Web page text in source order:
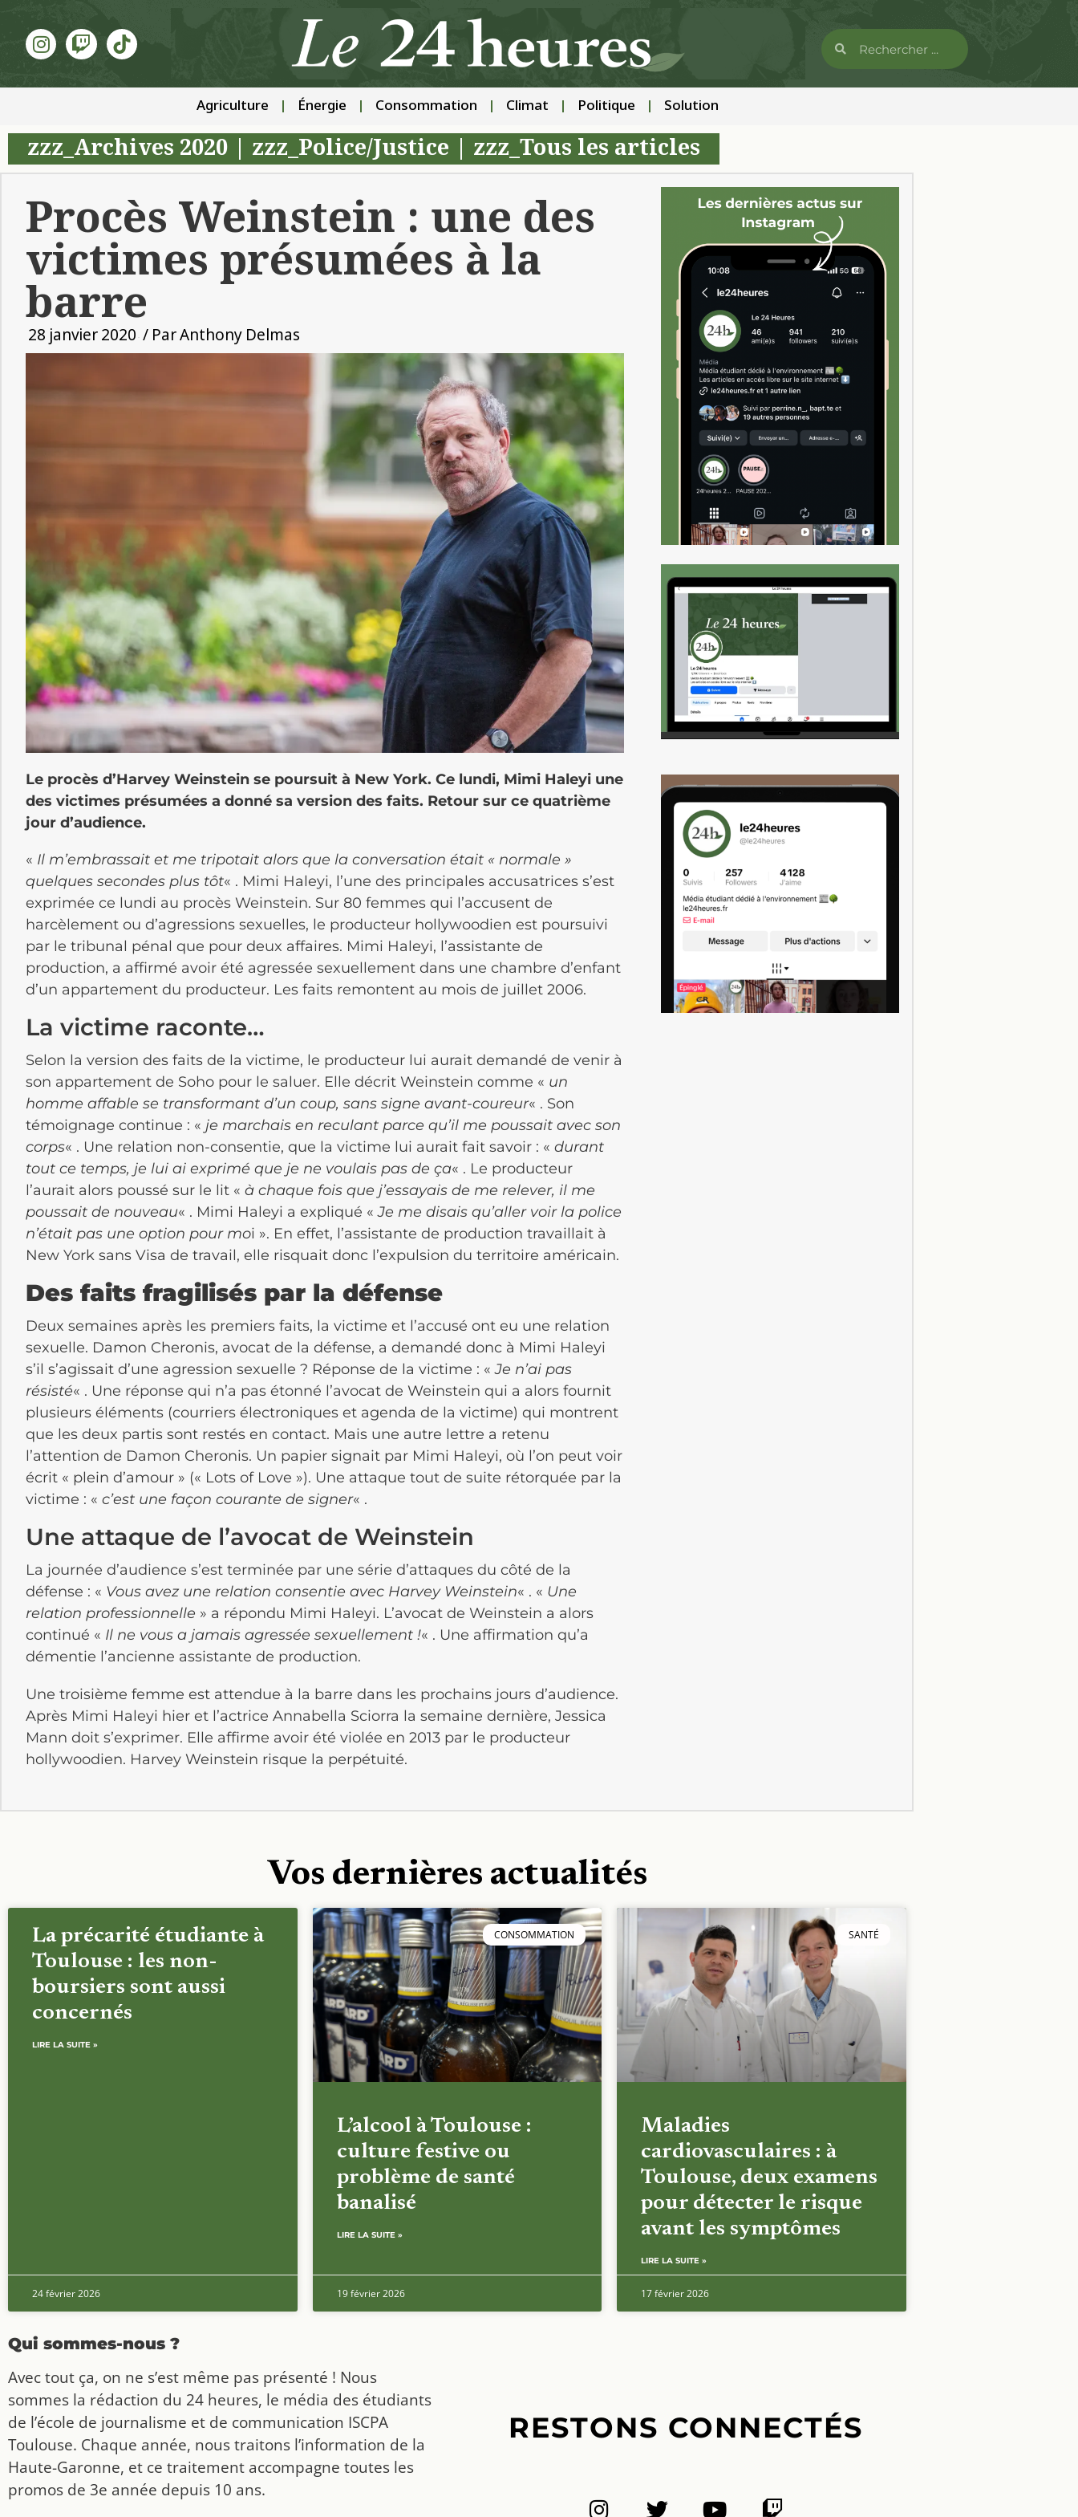
Agriculture Énergie Consommation Climat Politique Solution
zzz_Archives 2020 zzz_Police/Justice zzz_Tous les articles
Procès Weinstein : une des
victimes présumées à la
barre
28 janvier 2020 / ParAnthony Delmas
Le procès d’Harvey Weinstein se poursuit à New York. Ce lundi, Mimi Haleyi une
des victimes présumées a donné sa version des faits. Retour sur ce quatrième
jour d’audience.
« Il m’embrassait et me tripotait alors que la conversation était « normale »
quelques secondes plus tôt« . Mimi Haleyi, l’une des principales accusatrices s’est
exprimée ce lundi au procès Weinstein. Sur 80 femmes qui l’accusent de
harcèlement ou d’agressions sexuelles, le producteur hollywoodien est poursuivi
par le tribunal pénal que pour deux affaires. Mimi Haleyi, l’assistante de
production, a affirmé avoir été agressée sexuellement dans une chambre d’enfant
d’un appartement du producteur. Les faits remontent au mois de juillet 2006.
La victime raconte…
Selon la version des faits de la victime, le producteur lui aurait demandé de venir à
son appartement de Soho pour le saluer. Elle décrit Weinstein comme « un
homme affable se transformant d’un coup, sans signe avant-coureur« . Son
témoignage continue : « je marchais en reculant parce qu’il me poussait avec son
corps« . Une relation non-consentie, que la victime lui aurait fait savoir : « durant
tout ce temps, je lui ai exprimé que je ne voulais pas de ça« . Le producteur
l’aurait alors poussé sur le lit « à chaque fois que j’essayais de me relever, il me
poussait de nouveau« . Mimi Haleyi a expliqué «Je me disais qu’aller voir la police
n’était pas une option pour moi ». En effet, l’assistante de production travaillait à
New York sans Visa de travail, elle risquait donc l’expulsion du territoire américain.
Des faits fragilisés par la défense
Deux semaines après les premiers faits, la victime et l’accusé ont eu une relation
sexuelle. Damon Cheronis, avocat de la défense, a demandé donc à Mimi Haleyi
s’il s’agissait d’une agression sexuelle ? Réponse de la victime : «Je n’ai pas
résisté« . Une réponse qui n’a pas étonné l’avocat de Weinstein qui a alors fournit
plusieurs éléments (courriers électroniques et agenda de la victime) qui montrent
que les deux partis sont restés en contact. Mais une autre lettre a retenu
l’attention de Damon Cheronis. Un papier signait par Mimi Haleyi, où l’on peut voir
écrit « plein d’amour » (« Lots of Love »). Une attaque tout de suite rétorquée par la
victime : « c’est une façon courante de signer« .
Une attaque de l’avocat de Weinstein
La journée d’audience s’est terminée par une série d’attaques du côté de la
défense : « Vous avez une relation consentie avec Harvey Weinstein« . « Une
relation professionnelle » a répondu Mimi Haleyi. L’avocat de Weinstein a alors
continué « Il ne vous a jamais agressée sexuellement !« . Une affirmation qu’a
démentie l’ancienne assistante de production.
Une troisième femme est attendue à la barre dans les prochains jours d’audience.
Après Mimi Haleyi hier et l’actrice Annabella Sciorra la semaine dernière, Jessica
Mann doit s’exprimer. Elle affirme avoir été violée en 2013 par le producteur
hollywoodien. Harvey Weinstein risque la perpétuité.
Vos dernières actualités
La précarité étudiante à
Toulouse : les non-
boursiers sont aussi
concernés
LIRE LA SUITE »
24 février 2026
CONSOMMATION
L’alcool à Toulouse :
culture festive ou
problème de santé
banalisé
LIRE LA SUITE »
19 février 2026
SANTÉ
Maladies
cardiovasculaires : à
Toulouse, deux examens
pour détecter le risque
avant les symptômes
LIRE LA SUITE »
17 février 2026
Qui sommes-nous ?
Avec tout ça, on ne s’est même pas présenté ! Nous
sommes la rédaction du 24 heures, le média des étudiants
de l’école de journalisme et de communication ISCPA
Toulouse. Chaque année, nous traitons l’information de la
Haute-Garonne, et ce traitement accompagne toutes les
promos de 3e année depuis 10 ans.
RESTONS CONNECTÉS